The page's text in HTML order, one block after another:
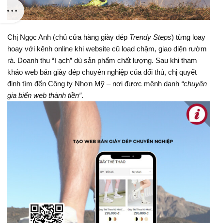
Chị Ngọc Anh (chủ cửa hàng giày dép Trendy Steps) từng loay
hoay với kênh online khi website cũ load chậm, giao diện rườm
rà. Doanh thu “ì ạch” dù sản phẩm chất lượng. Sau khi tham
khảo web bán giày dép chuyên nghiệp của đối thủ, chị quyết
định tìm đến Công ty Nhơn Mỹ – nơi được mệnh danh “chuyên
gia biến web thành tiền”.